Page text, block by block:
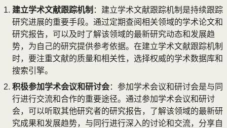
建立学术文献跟踪机制 ：建立学术文献跟踪机制是持续跟踪
研究进展的重要手段。通过定期查阅相关领域的学术论文和
研究报告，可以及时了解该领域的最新研究动态和发展趋
势，为自己的研究提供参考依据。在建立学术文献跟踪机制
时，要注重文献的质量和相关性，选择权威的学术数据库和
搜索引擎。
积极参加学术会议和研讨会：参加学术会议和研讨会是与同
行进行交流和合作的重要途径。通过参加学术会议和研讨
会，可以听取其他研究者的研究报告，了解该领域的最新研
究成果和发展趋势，与同行进行深入的讨论和交流，分享自